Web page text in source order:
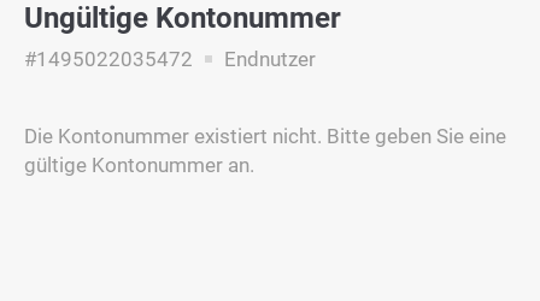
Ungültige Kontonummer
#1495022035472 Endnutzer
Die Kontonummer existiert nicht. Bitte geben Sie eine
gültige Kontonummer an.